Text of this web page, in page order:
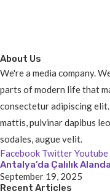
About Us
We're a media company.
parts of modern life that
consectetur adipiscing
mattis, pulvinar dapibus
sodales, augue velit.
Facebook TwitterYoutube
Antalya’da Çalılık
September 19, 2025
Recent Articles